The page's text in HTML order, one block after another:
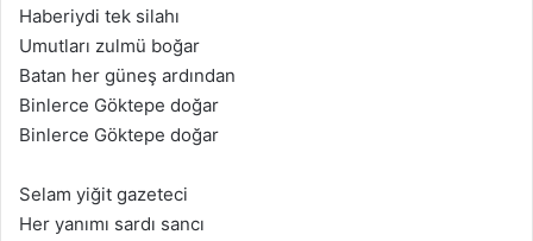
Haberiydi tek silahı
Umutları zulmü boğar
Batan her güneş ardından
Binlerce Göktepe doğar
Binlerce Göktepe doğar
Selam yiğit gazeteci
Her yanımı sardı sancı